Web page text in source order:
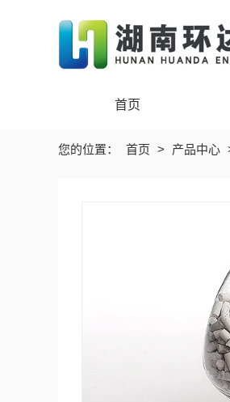
首页
您的位置： 首页 > 产品中心